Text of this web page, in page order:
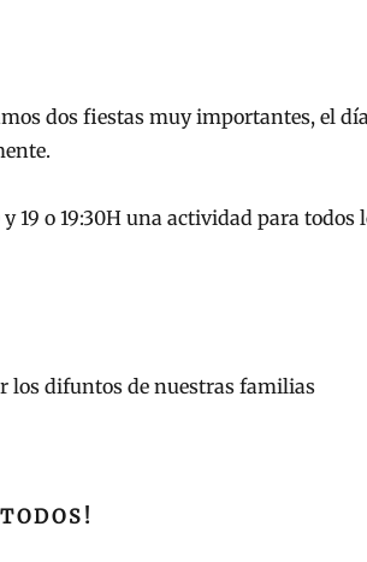
dos fiestas muy importantes, el
19 o 19:30H una actividad para todos
los difuntos de nuestras familias